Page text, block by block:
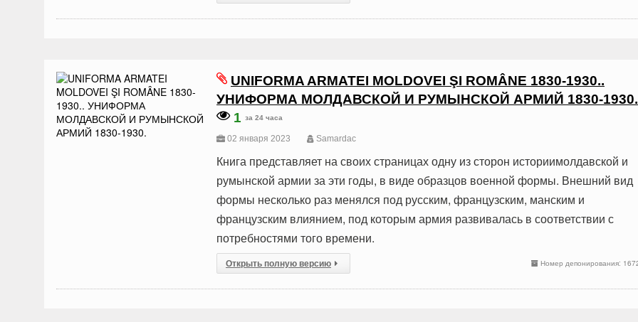
UNIFORMA ARMATEI MOLDOVEI ŞI ROMÂNE 1830-1930..
УНИФОРМА МОЛДАВСКОЙ И РУМЫНСКОЙ АРМИЙ 1830-1930.
1 за 24 часа
02 января 2023 Samardac
Книга представляет на своих страницах одну из сторон историимолдавской и
румынской армии за эти годы, в виде образцов военной формы. Внешний вид
формы несколько раз менялся под русским, французским, манским и
французским влиянием, под которым армия развивалась в соответствии с
потребностями того времени.
Номер депонирования:
Открыть полную версию